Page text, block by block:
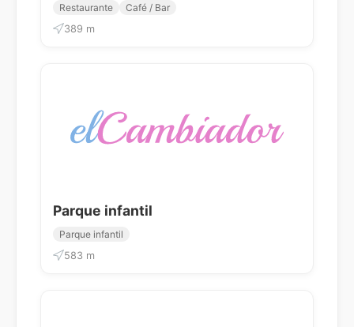
Restaurante
Café / Bar
389 m
Parque infantil
Parque infantil
583 m